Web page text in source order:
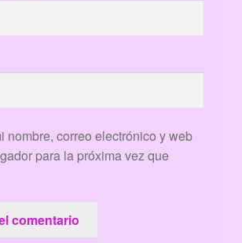
nombre, correo electrónico y web
para la próxima vez que